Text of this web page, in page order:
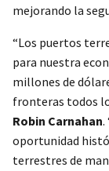
mejorando la
“Los puertos
para nuestra
millones de
fronteras todos
Robin Carnahan.
oportunidad
terrestres de